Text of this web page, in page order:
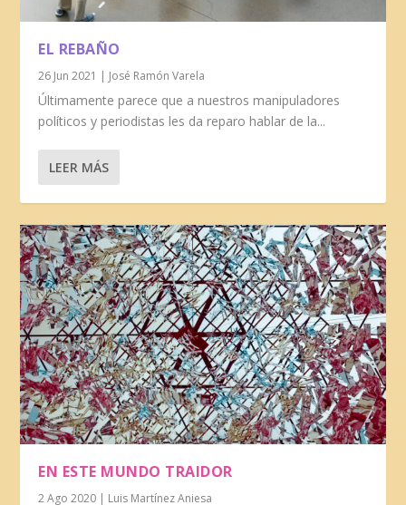
EL REBAÑO
26 Jun 2021 | José Ramón Varela
Últimamente parece que a nuestros manipuladores
políticos y periodistas les da reparo hablar de la...
LEER MÁS
EN ESTE MUNDO TRAIDOR
2 Ago 2020 | Luis Martínez Aniesa